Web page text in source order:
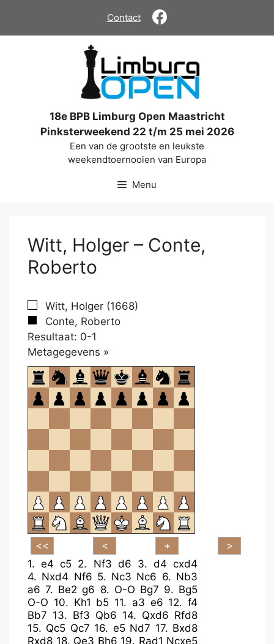
de
Contact
18e BPB Limburg Open Maastricht
Pinksterweekend 22 t/m 25 mei 2026
Een van de grootste en leukste
weekendtoernooien van Europa
Menu
Witt, Holger – Conte,
Roberto
Witt, Holger (1668)
Conte, Roberto
Resultaat: 0-1
Metagegevens »
om
te
openen.
1.e4 c5 2. Nf3 d6 3. d4 cxd4
4. Nxd4 Nf6 5. Nc3 Nc6 6. Nb3
a6 7. Be2 g6 8. O-O Bg7 9. Bg5
O-O 10. Kh1 b5 11. a3 e6 12. f4
Bb7 13. Bf3 Qb6 14. Qxd6 Rfd8
15. Qc5 Qc7 16. e5 Nd7 17. Bxd8
Rxd8 18. Qe3 Bh6 19. Rad1 Ncxe5